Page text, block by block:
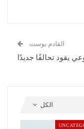
القادم بوست
يقود تحالفًا جديدًا
الكل